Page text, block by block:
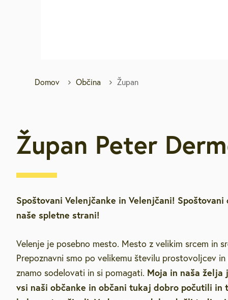
Sooblikujmo
Domov Občina Župan
Župan Peter
Spoštovani Velenjčanke in Velenjčani! Spoštovani
naše spletne strani!
Velenje je posebno mesto. Mesto z velikim srcem in
Prepoznavni smo po velikemu številu prostovoljcev
znamo sodelovati in si pomagati. Moja in naša želja
vsi naši občanke in občani tukaj dobro počutili in